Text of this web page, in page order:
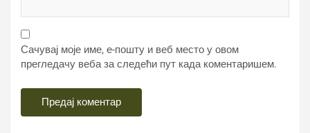
Сачувај моје име, е-пошту и веб место у овом
прегледачу веба за следећи пут када коментаришем.